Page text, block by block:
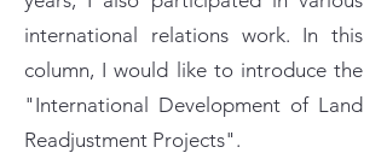
international relations work. In this
column, I would like to introduce the
"International Development of Land
Readjustment Projects".